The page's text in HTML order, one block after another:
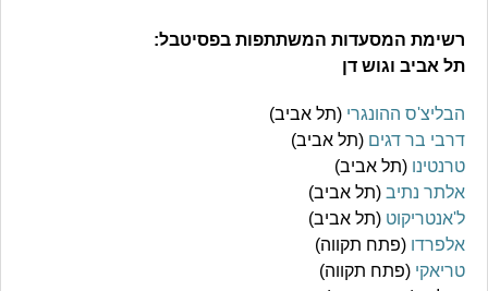
רשימת המסעדות המשתתפות בפסיטבל:
תל אביב וגוש דן
הבליצ'ס ההונגרי (תל אביב)
דרבי בר דגים (תל אביב)
טרנטינו (תל אביב)
אלתר נתיב (תל אביב)
ל'אנטריקוט (תל אביב)
אלפרדו (פתח תקווה)
טריאקי (פתח תקווה)